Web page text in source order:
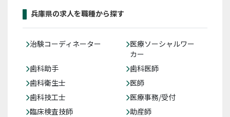
兵庫県の求人を職種から探す
治験コーディネーター
医療ソーシャルワー
カー
歯科助手
歯科医師
歯科衛生士
医師
歯科技工士
医療事務/受付
臨床検査技師
助産師